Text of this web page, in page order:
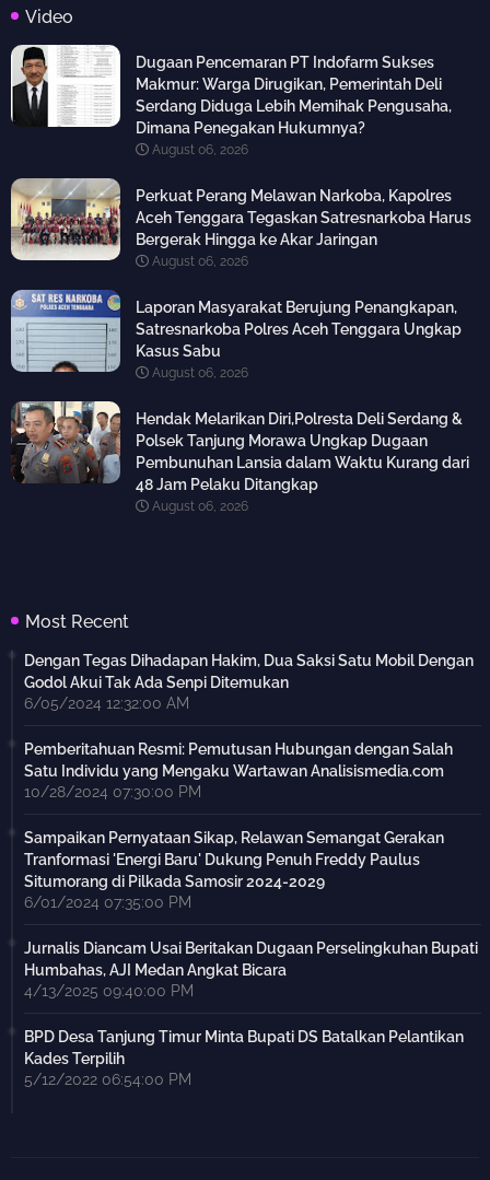
Video
Dugaan Pencemaran PT Indofarm Sukses
Makmur: Warga Dirugikan, Pemerintah Deli
Serdang Diduga Lebih Memihak Pengusaha,
Dimana Penegakan Hukumnya?
August 06, 2026
Perkuat Perang Melawan Narkoba, Kapolres
Aceh Tenggara Tegaskan Satresnarkoba Harus
Bergerak Hingga ke Akar Jaringan
August 06, 2026
Laporan Masyarakat Berujung Penangkapan,
Satresnarkoba Polres Aceh Tenggara Ungkap
Kasus Sabu
August 06, 2026
Hendak Melarikan Diri,Polresta Deli Serdang &
Polsek Tanjung Morawa Ungkap Dugaan
Pembunuhan Lansia dalam Waktu Kurang dari
48 Jam Pelaku Ditangkap
August 06, 2026
Most Recent
Dengan Tegas Dihadapan Hakim, Dua Saksi Satu Mobil Dengan
Godol Akui Tak Ada Senpi Ditemukan
6/05/2024 12:32:00 AM
Pemberitahuan Resmi: Pemutusan Hubungan dengan Salah
Satu Individu yang Mengaku Wartawan Analisismedia.com
10/28/2024 07:30:00 PM
Sampaikan Pernyataan Sikap, Relawan Semangat Gerakan
Tranformasi 'Energi Baru' Dukung Penuh Freddy Paulus
Situmorang di Pilkada Samosir 2024-2029
6/01/2024 07:35:00 PM
Jurnalis Diancam Usai Beritakan Dugaan Perselingkuhan Bupati
Humbahas, AJI Medan Angkat Bicara
4/13/2025 09:40:00 PM
BPD Desa Tanjung Timur Minta Bupati DS Batalkan Pelantikan
Kades Terpilih
5/12/2022 06:54:00 PM